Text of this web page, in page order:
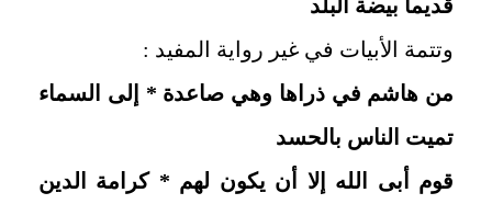
قديما بيضة البلد
وتتمة الأبيات في غير رواية المفيد :
من هاشم في ذراها وهي صاعدة * إلى السماء
تميت الناس بالحسد
قوم أبى الله إلا أن يكون لهم * كرامة الدين